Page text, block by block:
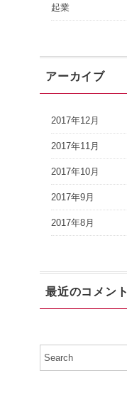
起業
アーカイブ
2017年12月
2017年11月
2017年10月
2017年9月
2017年8月
最近のコメント